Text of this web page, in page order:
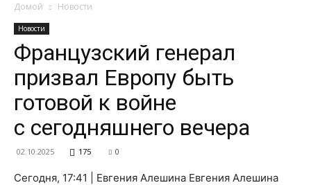
и
Домой Новости
Новости
Французский генерал
призвал Европу быть
готовой к войне
с сегодняшнего вечера
02.10.2025 175 0
Сегодня, 17:41 | Евгения Алешина Евгения Алешина